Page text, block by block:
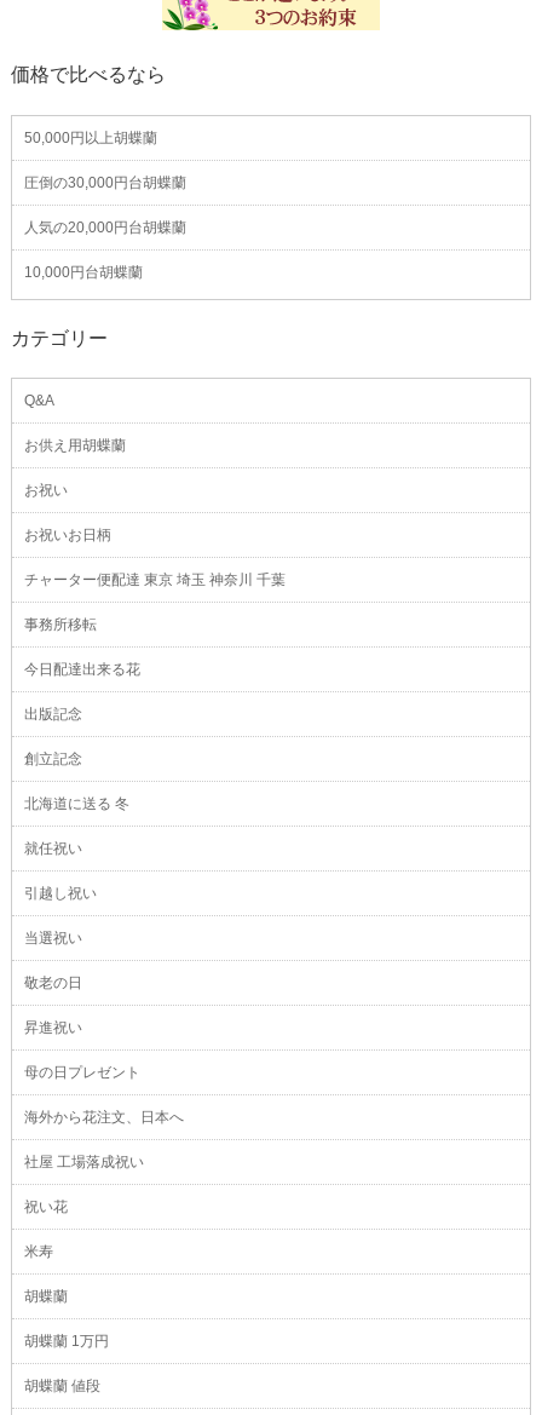
価格で比べるなら
50,000円以上胡蝶蘭
圧倒の30,000円台胡蝶蘭
人気の20,000円台胡蝶蘭
10,000円台胡蝶蘭
カテゴリー
Q&A
お供え用胡蝶蘭
お祝い
お祝いお日柄
チャーター便配達 東京 埼玉 神奈川 千葉
事務所移転
今日配達出来る花
出版記念
創立記念
北海道に送る 冬
就任祝い
引越し祝い
当選祝い
敬老の日
昇進祝い
母の日プレゼント
海外から花注文、日本へ
社屋 工場落成祝い
祝い花
米寿
胡蝶蘭
胡蝶蘭 1万円
胡蝶蘭 値段